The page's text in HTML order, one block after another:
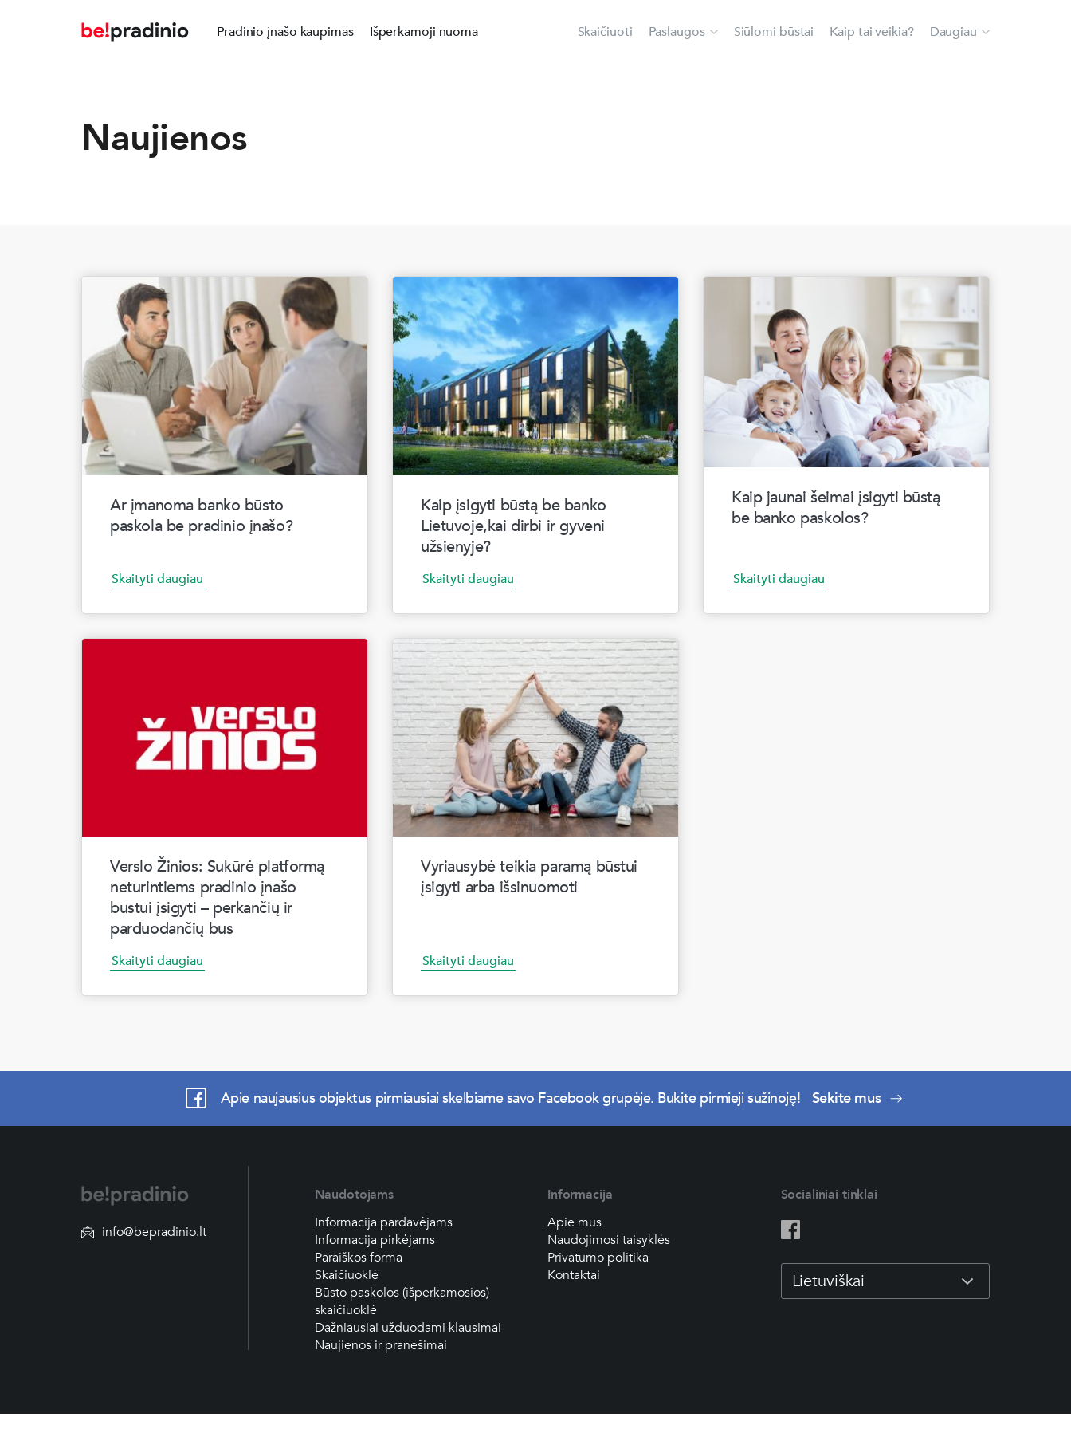
Pradinio įnašo kaupimas Išperkamoji nuoma Skaičiuoti Paslaugos Siūlomi būstai Kaip tai veikia? Daugiau
Naujienos
Ar įmanoma banko būsto
paskola be pradinio įnašo?
Skaityti daugiau
Kaip įsigyti būstą be banko
Lietuvoje,kai dirbi ir gyveni
užsienyje?
Skaityti daugiau
Kaip jaunai šeimai įsigyti būstą
be banko paskolos?
Skaityti daugiau
Verslo Žinios: Sukūrė platformą
neturintiems pradinio įnašo
būstui įsigyti – perkančių ir
parduodančių bus
Skaityti daugiau
Vyriausybė teikia paramą būstui
įsigyti arba išsinuomoti
Skaityti daugiau
Apie naujausius objektus pirmiausiai skelbiame savo Facebook grupėje. Bukite pirmieji sužinoję! Sekite mus
info@bepradinio.lt
Naudotojams
Informacija pardavėjams
Informacija pirkėjams
Paraiškos forma
Skaičiuoklė
Būsto paskolos (išperkamosios)
skaičiuoklė
Dažniausiai užduodami klausimai
Naujienos ir pranešimai
Informacija
Apie mus
Naudojimosi taisyklės
Privatumo politika
Kontaktai
Socialiniai tinklai
Lietuviškai